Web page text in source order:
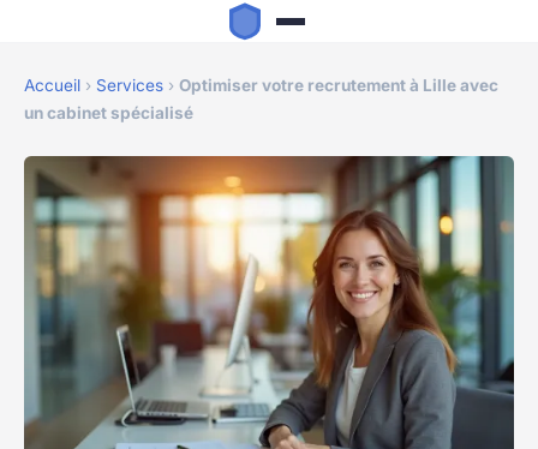
Accueil › Services › Optimiser votre recrutement à Lille avec
un cabinet spécialisé